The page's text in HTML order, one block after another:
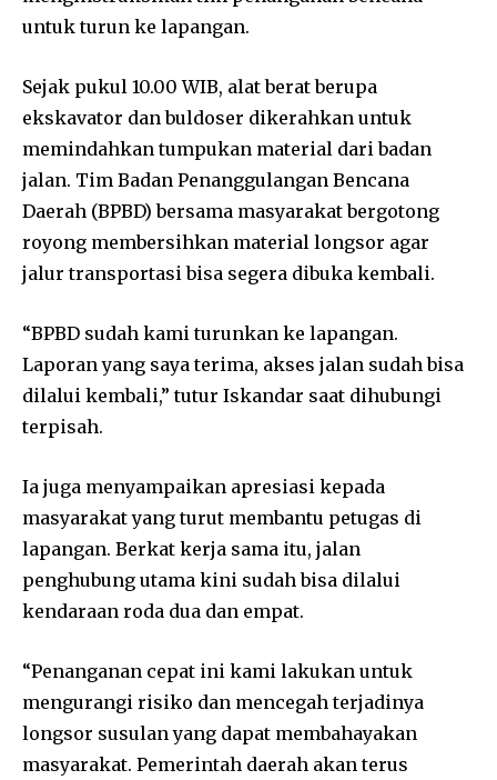
untuk turun ke lapangan.
Sejak pukul 10.00 WIB, alat berat berupa
ekskavator dan buldoser dikerahkan untuk
memindahkan tumpukan material dari badan
jalan. Tim Badan Penanggulangan Bencana
Daerah (BPBD) bersama masyarakat bergotong
royong membersihkan material longsor agar
jalur transportasi bisa segera dibuka kembali.
“BPBD sudah kami turunkan ke lapangan.
Laporan yang saya terima, akses jalan sudah bisa
dilalui kembali,” tutur Iskandar saat dihubungi
terpisah.
Ia juga menyampaikan apresiasi kepada
masyarakat yang turut membantu petugas di
lapangan. Berkat kerja sama itu, jalan
penghubung utama kini sudah bisa dilalui
kendaraan roda dua dan empat.
“Penanganan cepat ini kami lakukan untuk
mengurangi risiko dan mencegah terjadinya
longsor susulan yang dapat membahayakan
masyarakat. Pemerintah daerah akan terus